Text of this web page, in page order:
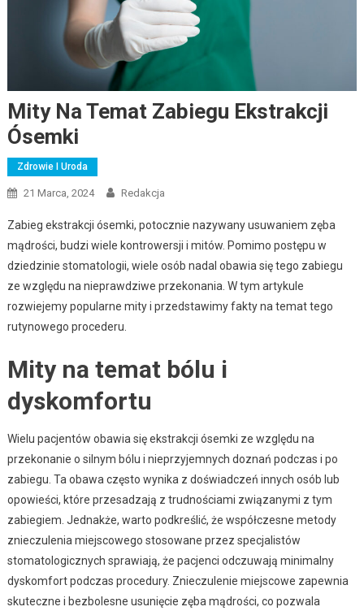
Mity Na Temat Zabiegu Ekstrakcji
Ósemki
Zdrowie I Uroda
21 Marca, 2024 Redakcja
Zabieg ekstrakcji ósemki, potocznie nazywany usuwaniem zęba
mądrości, budzi wiele kontrowersji i mitów. Pomimo postępu w
dziedzinie stomatologii, wiele osób nadal obawia się tego zabiegu
ze względu na nieprawdziwe przekonania. W tym artykule
rozwiejemy popularne mity i przedstawimy fakty na temat tego
rutynowego procederu.
Mity na temat bólu i
dyskomfortu
Wielu pacjentów obawia się ekstrakcji ósemki ze względu na
przekonanie o silnym bólu i nieprzyjemnych doznań podczas i po
zabiegu. Ta obawa często wynika z doświadczeń innych osób lub
opowieści, które przesadzają z trudnościami związanymi z tym
zabiegiem. Jednakże, warto podkreślić, że współczesne metody
znieczulenia miejscowego stosowane przez specjalistów
stomatologicznych sprawiają, że pacjenci odczuwają minimalny
dyskomfort podczas procedury. Znieczulenie miejscowe zapewnia
skuteczne i bezbolesne usunięcie zęba mądrości, co pozwala